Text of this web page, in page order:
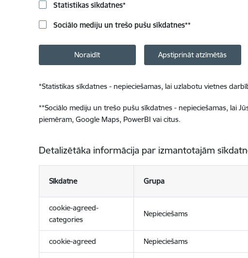
Statistikas sīkdatnes*
Sociālo mediju un trešo pušu sīkdatnes**
Noraidīt Apstiprināt atzīmētās
*Statistikas sīkdatnes - nepieciešamas, lai uzlabotu vietnes
**Sociālo mediju un trešo pušu sīkdatnes - nepieciešamas, lai
piemēram, Google Maps, PowerBI vai citus.
Detalizētāka informācija par izmantotajām
Sīkdatne Grupa
cookie-agreed-
categories
Nepieciešams
cookie-agreed Nepieciešams